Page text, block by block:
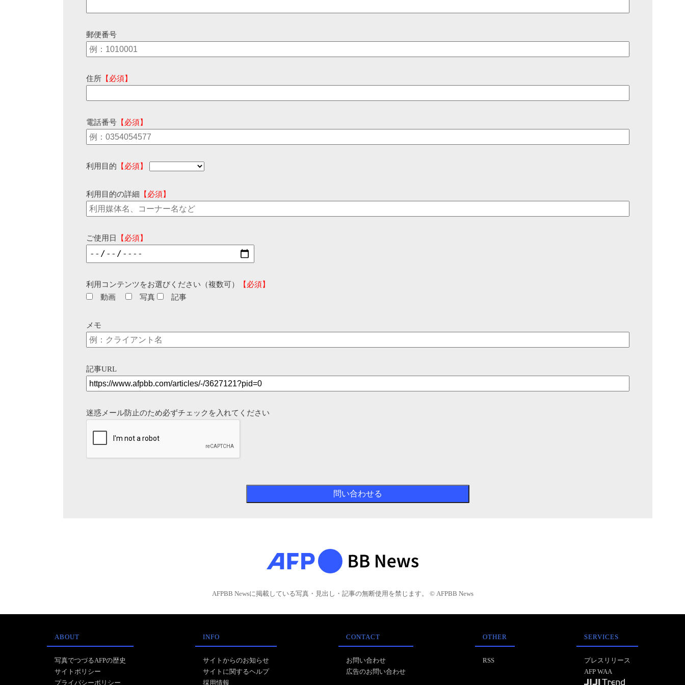
郵便番号
住所 【必須】
電話番号 【必須】
利用目的 【必須】
利用目的の詳細 【必須】
ご使用日 【必須】
利用コンテンツをお選びください（複数可）
【必須】
動画
写真 記事
メモ
記事URL
迷惑メール防止のため必ずチェックを入れてください
AFPBB Newsに掲載している写真・見出し・記事の無断使用を禁じます。 © AFPBB News
ABOUT
写真でつづるAFPの歴史
サイトポリシー
プライバシーポリシー
INFO
サイトからのお知らせ
サイトに関するヘルプ
採用情報
CONTACT
お問い合わせ
広告のお問い合わせ
OTHER
RSS
SERVICES
プレスリリース
AFP WAA